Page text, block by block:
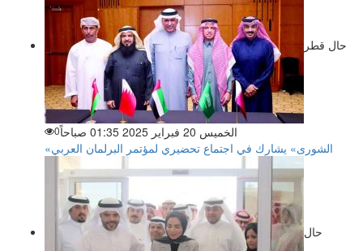
حال قطر
الخميس 20 فبراير 2025 01:35 صباحاً 0
«الشورى» يشارك في اجتماع تحضيري لمؤتمر البرلمان العربي
حال